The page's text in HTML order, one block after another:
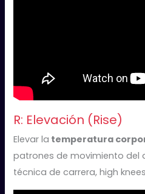
R: Elevación (Rise)
Elevar la temperatura
patrones de movimiento del
técnica de carrera, high